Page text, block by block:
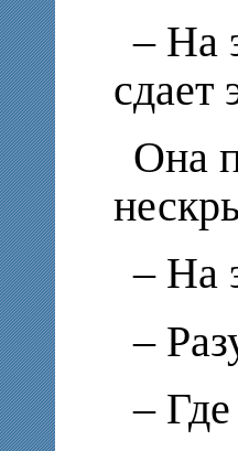
– На
сдает
Она
– На
–
–